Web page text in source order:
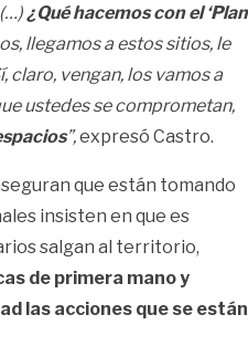
¿Qué hacemos con el ‘Plan
llegamos a estos sitios, le
claro, vengan, los vamos a
ustedes se comprometan,
”,expresó Castro.
que están tomando
insisten en que es
salgan al territorio,
de primera mano y
las acciones que se están